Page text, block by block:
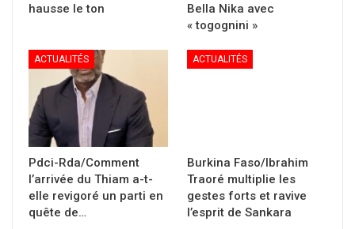
hausse le ton
Bella Nika avec
« togognini »
ACTUALITÉS
Pdci-Rda/Comment
l’arrivée du Thiam a-t-
elle revigoré un parti en
quête de…
ACTUALITÉS
Burkina Faso/Ibrahim
Traoré multiplie les
gestes forts et ravive
l’esprit de Sankara